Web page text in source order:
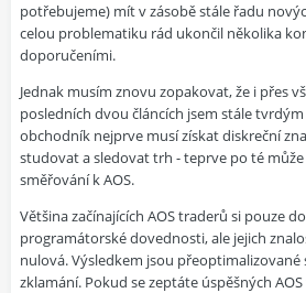
potřebujeme) mít v zásobě stále řadu
celou problematiku rád ukončil několika
doporučeními.
Jednak musím znovu zopakovat, že i přes
posledních dvou článcích jsem stále
obchodník nejprve musí získat diskreční
studovat a sledovat trh - teprve po té
směřování k AOS.
Většina začínajících AOS traderů si pouze
programátorské dovednosti, ale jejich
nulová. Výsledkem jsou
zklamání. Pokud se zeptáte úspěšných